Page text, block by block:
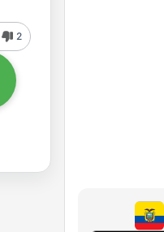
2